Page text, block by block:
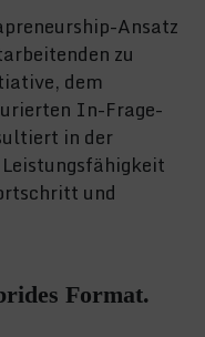
Ansatz
zu
dem
In-Frage-
in der
und
Format.